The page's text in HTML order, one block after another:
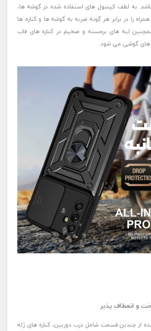
باشد. به لطف کپسول های استفاده شده در گوشه ها،
را در برابر هر گونه ضربه به گوشه ها و کناره ها
لبه های برجسته و ضخیم در کناره های قاب
های گوشی می شود.
و انعطاف پذیر
از چندین قسمت شامل درب دوربین، کناره های ژله